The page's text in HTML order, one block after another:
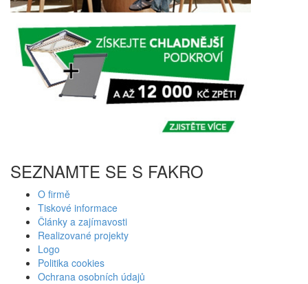
SEZNAMTE SE S FAKRO
O firmě
Tiskové informace
Články a zajímavosti
Realizované projekty
Logo
Politika cookies
Ochrana osobních údajů